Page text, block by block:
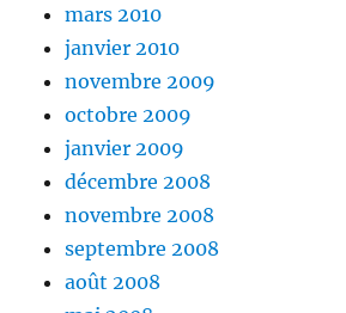
mars 2010
janvier 2010
novembre 2009
octobre 2009
janvier 2009
décembre 2008
novembre 2008
septembre 2008
août 2008